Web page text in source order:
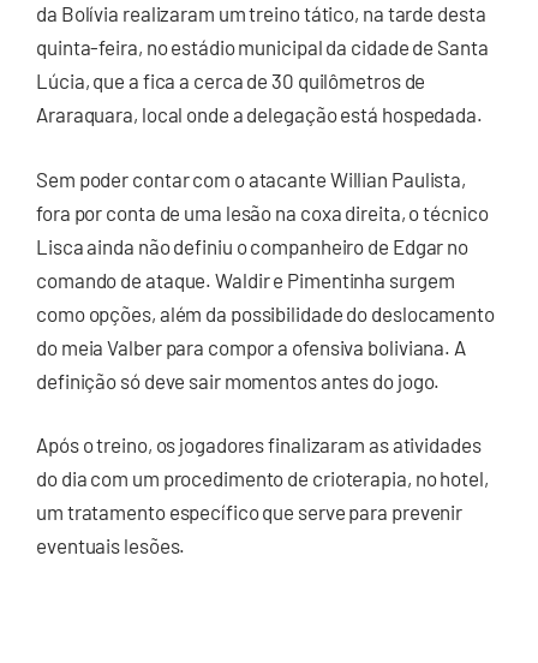
da Bolívia realizaram um treino tático, na tarde desta
quinta-feira, no estádio municipal da cidade de Santa
Lúcia, que a fica a cerca de 30 quilômetros de
Araraquara, local onde a delegação está hospedada.
Sem poder contar com o atacante Willian Paulista,
fora por conta de uma lesão na coxa direita, o técnico
Lisca ainda não definiu o companheiro de Edgar no
comando de ataque. Waldir e Pimentinha surgem
como opções, além da possibilidade do deslocamento
do meia Valber para compor a ofensiva boliviana. A
definição só deve sair momentos antes do jogo.
Após o treino, os jogadores finalizaram as atividades
do dia com um procedimento de crioterapia, no hotel,
um tratamento específico que serve para prevenir
eventuais lesões.